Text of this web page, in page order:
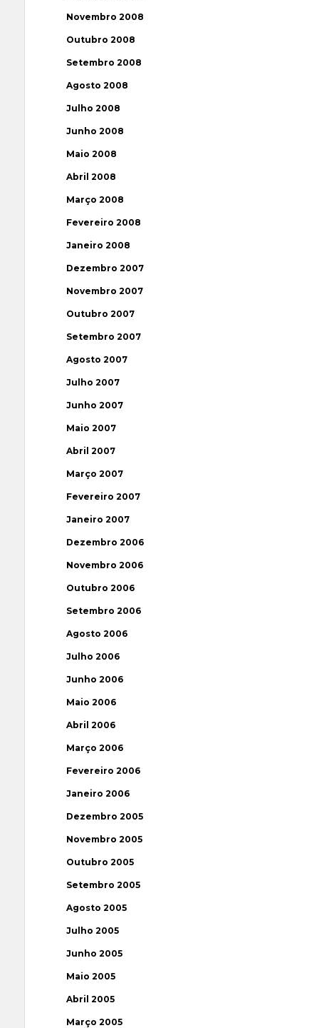
Novembro 2008
Outubro 2008
Setembro 2008
Agosto 2008
Julho 2008
Junho 2008
Maio 2008
Abril 2008
Março 2008
Fevereiro 2008
Janeiro 2008
Dezembro 2007
Novembro 2007
Outubro 2007
Setembro 2007
Agosto 2007
Julho 2007
Junho 2007
Maio 2007
Abril 2007
Março 2007
Fevereiro 2007
Janeiro 2007
Dezembro 2006
Novembro 2006
Outubro 2006
Setembro 2006
Agosto 2006
Julho 2006
Junho 2006
Maio 2006
Abril 2006
Março 2006
Fevereiro 2006
Janeiro 2006
Dezembro 2005
Novembro 2005
Outubro 2005
Setembro 2005
Agosto 2005
Julho 2005
Junho 2005
Maio 2005
Abril 2005
Março 2005